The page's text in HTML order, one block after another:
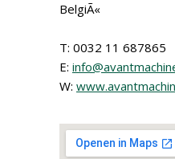
BelgiÃ«
T: 0032 11 687865
E:
W: